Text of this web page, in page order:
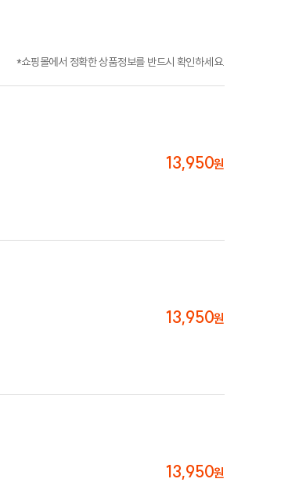
*쇼핑몰에서 정확한 상품정보를 반드시 확인하세요.
13,950원
13,950원
13,950원